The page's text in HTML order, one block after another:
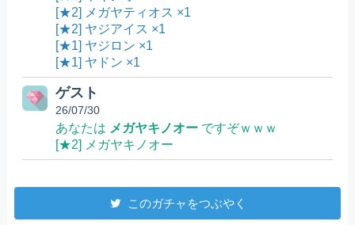
[★2] メガヤティオス ×1
[★2] ヤジアイス ×1
[★1] ヤジロン ×1
[★1] ヤドン ×1
ゲスト
26/07/30
あなたは メガヤキノオーですぞｗｗｗ
[★2] メガヤキノオー
このガチャをつぶやく